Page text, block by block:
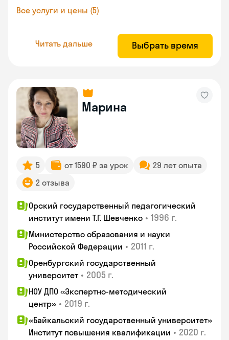
Все услуги и цены (5)
Читать дальше Выбрать время
Марина
5 от 1590 ₽ за урок
29 лет опыта
2 отзыва
Орский государственный педагогический
институт имени Т.Г. Шевченко • 1996 г.
Министерство образования и науки
Российской Федерации • 2011 г.
Оренбургский государственный
университет • 2005 г.
НОУ ДПО «Экспертно-методический
центр» • 2019 г.
«Байкальский государственный университет»
Институт повышения квалификации • 2020 г.